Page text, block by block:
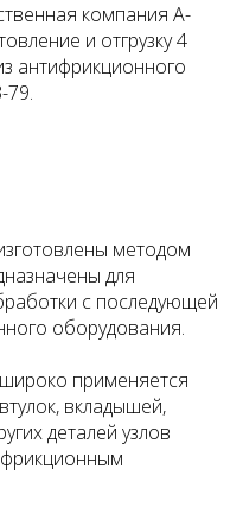
компания А-
и отгрузку 4
антифрикционного
79.
методом
для
с последующей
оборудования.
применяется
вкладышей,
деталей узлов